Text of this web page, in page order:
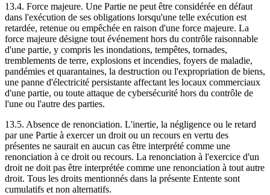
13.4. Force majeure. Une Partie ne peut être considérée en défaut
dans l'exécution de ses obligations lorsqu'une telle exécution est
retardée, retenue ou empêchée en raison d'une force majeure. La
force majeure désigne tout événement hors du contrôle raisonnable
d'une partie, y compris les inondations, tempêtes, tornades,
tremblements de terre, explosions et incendies, foyers de maladie,
pandémies et quarantaines, la destruction ou l'expropriation de biens,
une panne d'électricité persistante affectant les locaux commerciaux
d'une partie, ou toute attaque de cybersécurité hors du contrôle de
l'une ou l'autre des parties.
13.5. Absence de renonciation. L'inertie, la négligence ou le retard
par une Partie à exercer un droit ou un recours en vertu des
présentes ne saurait en aucun cas être interprété comme une
renonciation à ce droit ou recours. La renonciation à l'exercice d'un
droit ne doit pas être interprétée comme une renonciation à tout autre
droit. Tous les droits mentionnés dans la présente Entente sont
cumulatifs et non alternatifs.